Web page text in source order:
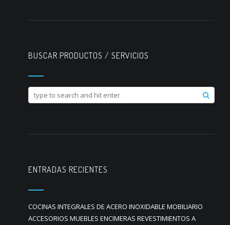
BUSCAR PRODUCTOS / SERVICIOS
ENTRADAS RECIENTES
COCINAS INTEGRALES DE ACERO INOXIDABLE MOBILIARIO
ACCESORIOS MUEBLES ENCIMERAS REVESTIMIENTOS A